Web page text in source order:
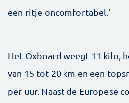
een ritje oncomfortabel.’
Het Oxboard weegt 11 kilo,
van 15 tot 20 km en een
per uur. Naast de Europese